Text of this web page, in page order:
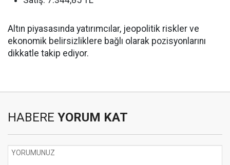
Altın piyasasında yatırımcılar, jeopolitik riskler ve
ekonomik belirsizliklere bağlı olarak pozisyonlarını
dikkatle takip ediyor.
HABERE YORUM KAT